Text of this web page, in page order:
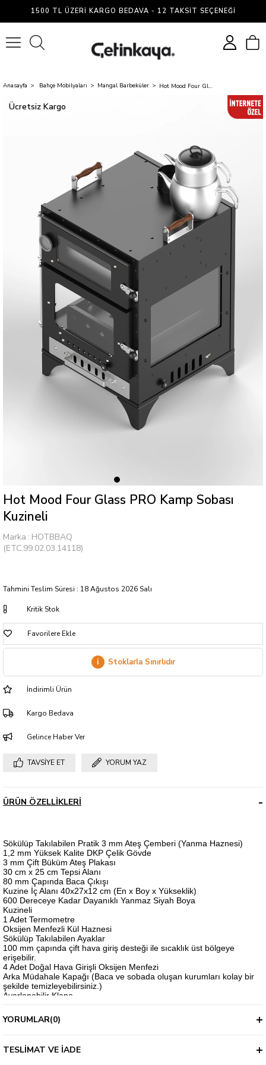
1500 TL ÜZERI KARGO BEDAVA - 12 TAKSIT SEÇENEĞI
Anasayfa Bahçe Mobilyaları Mangal Barbeküler Hot Mood Four Glass PRO Kamp Sobası Kuzineli
Ücretsiz Kargo
Hot Mood Four Glass PRO Kamp Sobası
Kuzineli
Marka : HOTBBAQ
(ETC.99.02.03.14118)
Tahmini Teslim Süresi : 18 Ağustos 2026 Salı
Kritik Stok
Favorilere Ekle
i Stoklarla Sınırlıdır
İndirimli Ürün
Kargo Bedava
Gelince Haber Ver
TAVSIYE ET YORUM YAZ
ÜRÜN ÖZELLIKLERI
Sökülüp Takılabilen Pratik 3 mm Ateş Çemberi (Yanma Haznesi)
1,2 mm Yüksek Kalite DKP Çelik Gövde
3 mm Çift Büküm Ateş Plakası
30 cm x 25 cm Tepsi Alanı
80 mm Çapında Baca Çıkışı
Kuzine İç Alanı 40x27x12 cm (En x Boy x Yükseklik)
600 Dereceye Kadar Dayanıklı Yanmaz Siyah Boya
Kuzineli
1 Adet Termometre
Oksijen Menfezli Kül Haznesi
Sökülüp Takılabilen Ayaklar
100 mm çapında çift hava giriş desteği ile sıcaklık üst bölgeye
erişebilir.
4 Adet Doğal Hava Girişli Oksijen Menfezi
Arka Müdahale Kapağı (Baca ve sobada oluşan kurumları kolay bir
şekilde temizleyebilirsiniz.)
Ayarlanabilir Klape
Ağırlık: 40 KG (Aksesuarlar Hariç)
Taşıma sandığı ile birlikte gönderilir.
Fiyata Dahil Olmayan Aksesuarlar
YORUMLAR(0)
TESLIMAT VE İADE